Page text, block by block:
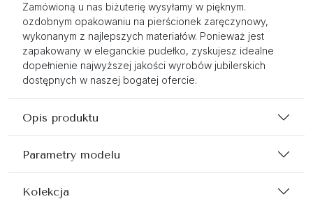
Zamówioną u nas biżuterię wysyłamy w pięknym.
ozdobnym opakowaniu na pierścionek zaręczynowy,
wykonanym z najlepszych materiałów. Ponieważ jest
zapakowany w eleganckie pudełko, zyskujesz idealne
dopełnienie najwyższej jakości wyrobów jubilerskich
dostępnych w naszej bogatej ofercie.
Opis produktu
Parametry modelu
Kolekcja